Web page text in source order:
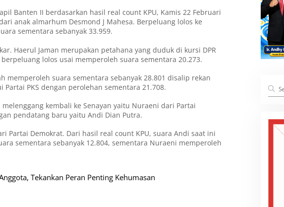
Banten II berdasarkan hasil real count KPU, Kamis 22 Februari
anak almarhum Desmond J Mahesa. Berpeluang lolos ke
sementara sebanyak 33.959.
Haerul Jaman merupakan petahana yang duduk di kursi DPR
lolos usai memperoleh suara sementara 20.273.
memperoleh suara sementara sebanyak 28.801 disalip rekan
PKS dengan perolehan sementara 21.708.
kembali ke Senayan yaitu Nuraeni dari Partai
pendatang baru yaitu Andi Dian Putra.
Partai Demokrat. Dari hasil real count KPU, suara Andi saat ini
sementara sebanyak 12.804, sementara Nuraeni memperoleh
Tekankan Peran Penting Kehumasan